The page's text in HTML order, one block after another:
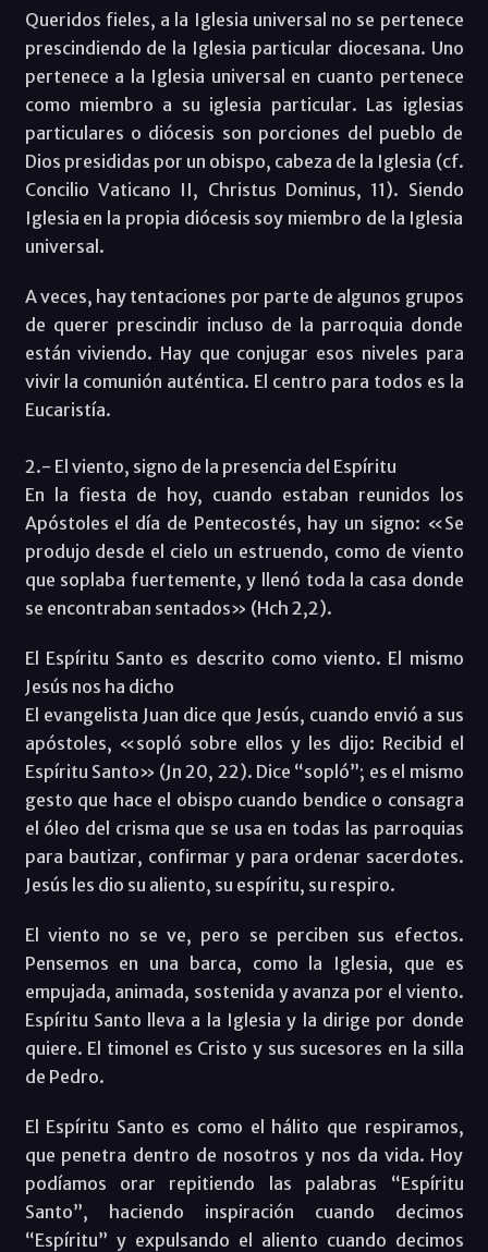
Queridos fieles, a la Iglesia universal no se pertenece
prescindiendo de la Iglesia particular diocesana. Uno
pertenece a la Iglesia universal en cuanto pertenece
como miembro a su iglesia particular. Las iglesias
particulares o diócesis son porciones del pueblo de
Dios presididas por un obispo, cabeza de la Iglesia (cf.
Concilio Vaticano II, Christus Dominus, 11). Siendo
Iglesia en la propia diócesis soy miembro de la Iglesia
universal.
A veces, hay tentaciones por parte de algunos grupos
de querer prescindir incluso de la parroquia donde
están viviendo. Hay que conjugar esos niveles para
vivir la comunión auténtica. El centro para todos es la
Eucaristía.
2.- El viento, signo de la presencia del Espíritu
En la fiesta de hoy, cuando estaban reunidos los
Apóstoles el día de Pentecostés, hay un signo: «Se
produjo desde el cielo un estruendo, como de viento
que soplaba fuertemente, y llenó toda la casa donde
se encontraban sentados» (Hch 2,2).
El Espíritu Santo es descrito como viento. El mismo
Jesús nos ha dicho
El evangelista Juan dice que Jesús, cuando envió a sus
apóstoles, «sopló sobre ellos y les dijo: Recibid el
Espíritu Santo» (Jn 20, 22). Dice “sopló”; es el mismo
gesto que hace el obispo cuando bendice o consagra
el óleo del crisma que se usa en todas las parroquias
para bautizar, confirmar y para ordenar sacerdotes.
Jesús les dio su aliento, su espíritu, su respiro.
El viento no se ve, pero se perciben sus efectos.
Pensemos en una barca, como la Iglesia, que es
empujada, animada, sostenida y avanza por el viento.
Espíritu Santo lleva a la Iglesia y la dirige por donde
quiere. El timonel es Cristo y sus sucesores en la silla
de Pedro.
El Espíritu Santo es como el hálito que respiramos,
que penetra dentro de nosotros y nos da vida. Hoy
podíamos orar repitiendo las palabras “Espíritu
Santo”, haciendo inspiración cuando decimos
“Espíritu” y expulsando el aliento cuando decimos